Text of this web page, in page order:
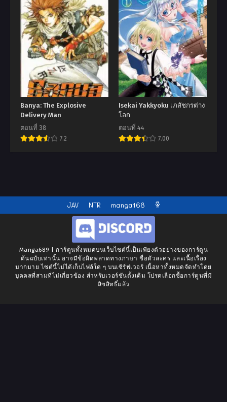
Banya: The Explosive
Delivery Man
ตอนที่ 38
7.2
Isekai Yakkyoku เภสัชกรต่าง
โลก
ตอนที่ 44
7.00
JAV NTR manga168 หี
Manga689 | การ์ตูนทั้งหมดบนเว็บไซต์นี้เป็นเพียงตัวอย่างของการ์ตูน
ต้นฉบับเท่านั้น อาจมีข้อผิดพลาดทางภาษา ชื่อตัวละคร และเนื้อเรื่อง
มากมาย ไซต์นี้ไม่ได้เก็บไฟล์ใด ๆ บนเซิร์ฟเวอร์ เนื้อหาทั้งหมดจัดทำโดย
บุคคลที่สามที่ไม่เกี่ยวข้อง สำหรับเวอร์ชันดั้งเดิม โปรดเลือกซื้อการ์ตูนที่มี
ลิขสิทธิ์แล้ว